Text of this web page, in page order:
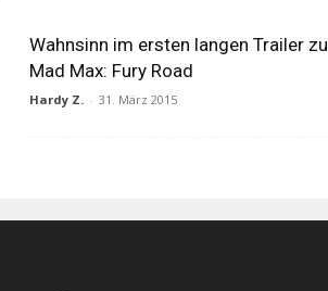
Wahnsinn im ersten langen Trailer zu
Mad Max: Fury Road
Hardy Z. - 31. März 2015